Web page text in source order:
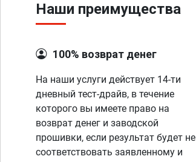
Наши преимущества
100% возврат денег
На наши услуги действует 14-ти
дневный тест-драйв, в течение
которого вы имеете право на
возврат денег и заводской
прошивки, если результат будет не
соответствовать заявленному и